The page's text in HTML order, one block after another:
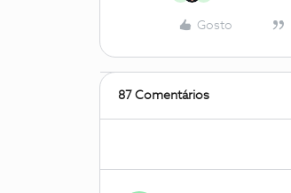
Gosto
87 Comentários